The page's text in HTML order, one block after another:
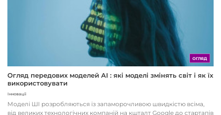
ОГЛЯД
Огляд передових моделей AI : які моделі змінять світ і як їх
використовувати
Інновації
Моделі ШІ розробляються із запаморочливою швидкістю всіма,
від великих технологічних компаній на кшталт Google до стартапів